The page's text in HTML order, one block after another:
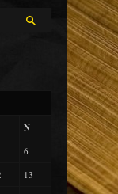
N
6
13